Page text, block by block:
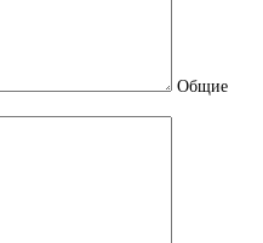
Общие